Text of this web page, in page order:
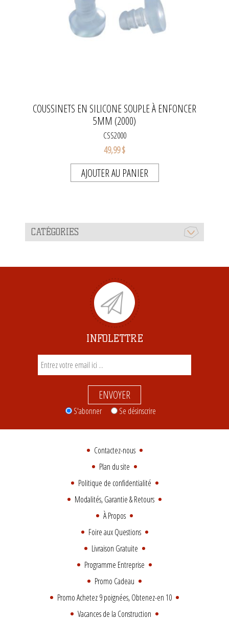
COUSSINETS EN SILICONE SOUPLE À ENFONCER
5MM (2000)
CSS2000
49,99 $
AJOUTER AU PANIER
CATÉGORIES
INFOLETTRE
ENVOYER
S'abonner Se désinscrire
Contactez-nous
Plan du site
Politique de confidentialité
Modalités, Garantie & Retours
À Propos
Foire aux Questions
Livraison Gratuite
Programme Entreprise
Promo Cadeau
Promo Achetez 9 poignées, Obtenez-en 10
Vacances de la Construction